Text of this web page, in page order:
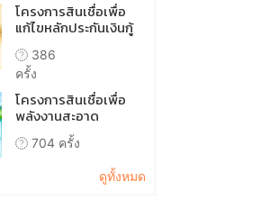
โครงการสินเชื่อเพื่อ
แก้ไขหลักประกันเงินกู้
386
ครั้ง
โครงการสินเชื่อเพื่อ
พลังงานสะอาด
704 ครั้ง
ดูทั้งหมด